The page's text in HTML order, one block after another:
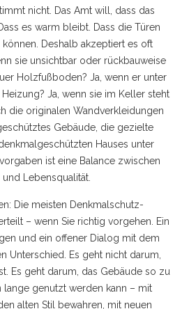
nicht. Das Amt will, dass das
es warm bleibt. Dass die Türen
Deshalb akzeptiert es oft
sie unsichtbar oder rückbauweise
Holzfußboden? Ja, wenn er unter
Ja, wenn sie im Keller steht
die originalen Wandverkleidungen
Gebäude, die gezielte
Hauses unter
ist eine Balance zwischen
Lebensqualität.
Die meisten Denkmalschutz-
– wenn Sie richtig vorgehen. Ein
und ein offener Dialog mit dem
Unterschied. Es geht nicht darum,
Es geht darum, das Gebäude so zu
lange genutzt werden kann – mit
alten Stil bewahren, mit neuen